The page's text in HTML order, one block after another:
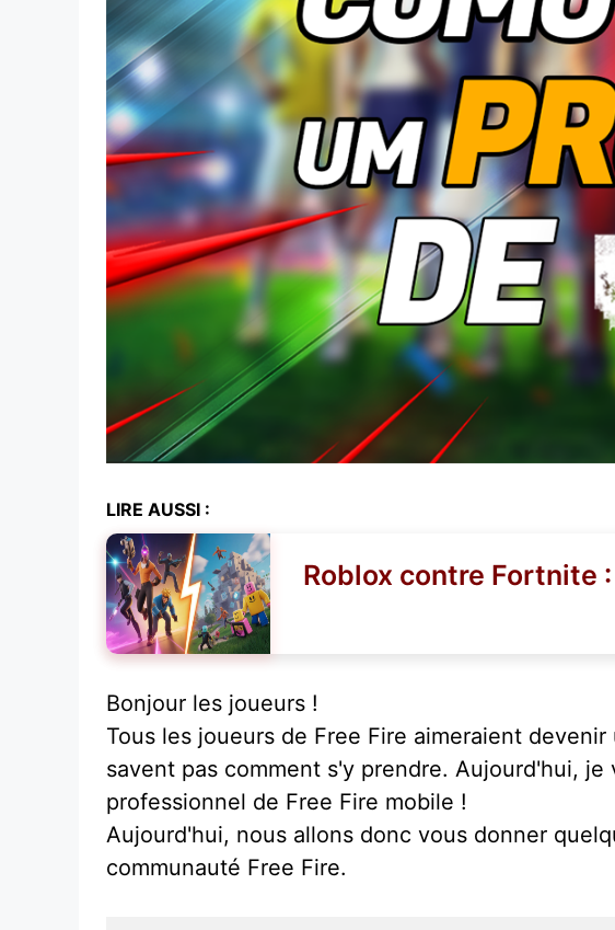
LIRE AUSSI :
Roblox contre Fortnite
Bonjour les joueurs !
Tous les joueurs de Free Fire aimeraient
savent pas comment s'y prendre. Aujourd'hui,
professionnel de Free Fire mobile !
Aujourd'hui, nous allons donc vous donner
communauté Free Fire.